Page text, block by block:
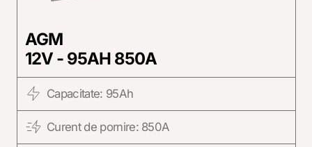
AGM
12V - 95AH 850A
Capacitate: 95Ah
Curent de pornire: 850A